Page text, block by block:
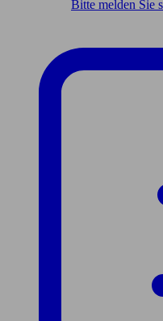
Bitte melden Sie